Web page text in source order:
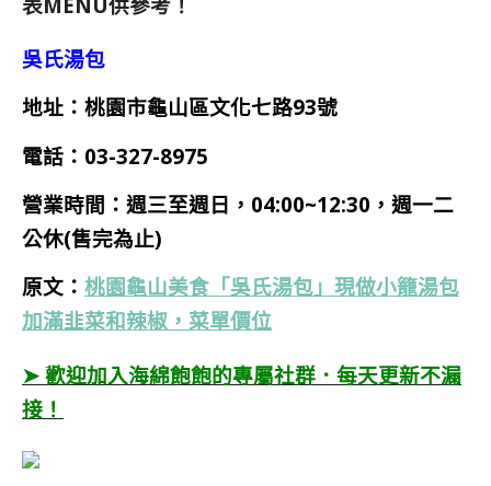
吳氏湯包
地址：桃園市龜山區文化七路93號
電話： 03-327-8975
營業時間： 週三至週日，04:00~12:30，週一二
公休(售完為止)
原文： 桃園龜山美食「吳氏湯包」現做小籠湯包
加滿韭菜和辣椒，菜單價位
➤ 歡迎加入海綿飽飽的專屬社群．每天更新不漏
接！